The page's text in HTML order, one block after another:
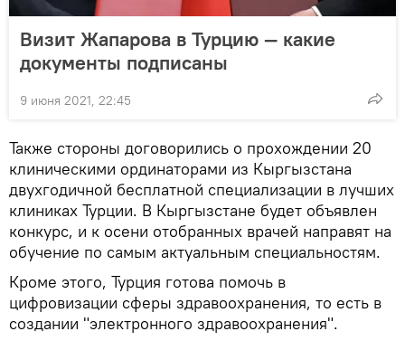
Визит Жапарова в Турцию — какие
документы подписаны
9 июня 2021, 22:45
Также стороны договорились о прохождении 20
клиническими ординаторами из Кыргызстана
двухгодичной бесплатной специализации в лучших
клиниках Турции. В Кыргызстане будет объявлен
конкурс, и к осени отобранных врачей направят на
обучение по самым актуальным специальностям.
Кроме этого, Турция готова помочь в
цифровизации сферы здравоохранения, то есть в
создании "электронного здравоохранения".